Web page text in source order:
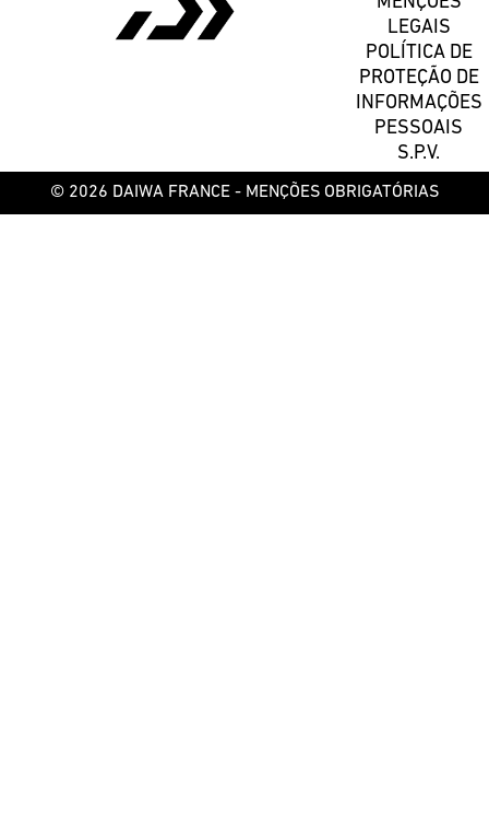
LEGAIS
POLÍTICA DE
PROTEÇÃO DE
INFORMAÇÕES
PESSOAIS
S.P.V.
© 2026 DAIWA FRANCE - MENÇÕES OBRIGATÓRIAS